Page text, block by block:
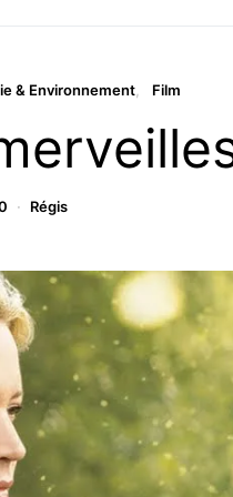
& Environnement Film
Régis